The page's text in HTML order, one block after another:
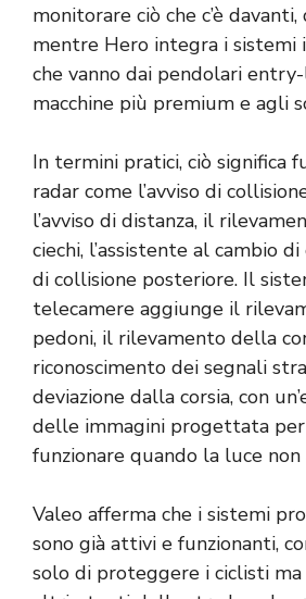
monitorare ciò che c’è
mentre Hero integra i sistemi
che vanno dai pendolari
macchine più premium e agli
In termini pratici, ciò significa
radar come l’avviso di
l’avviso di distanza, il
ciechi, l’assistente al cambio di
di collisione posteriore. Il
telecamere aggiunge il
pedoni, il rilevamento della
riconoscimento dei segnali
deviazione dalla corsia, con
delle immagini progettata
funzionare quando la luce
Valeo afferma che i sistemi
sono già attivi e funzionanti,
solo di proteggere i ciclisti ma